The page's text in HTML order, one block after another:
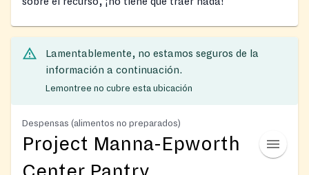
Lamentablemente, no estamos seguros de la
información a continuación.
Lemontree no cubre esta ubicación
Despensas (alimentos no preparados)
Project Manna-Epworth